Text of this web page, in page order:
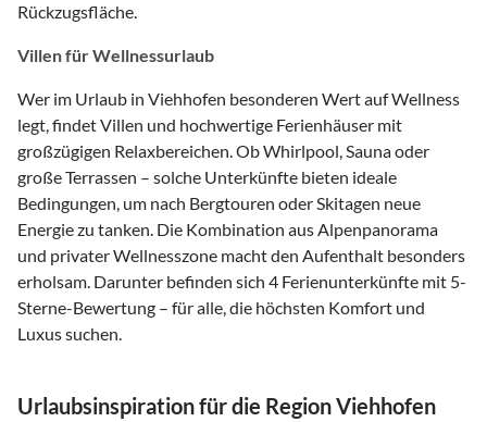
Rückzugsfläche.
Villen für Wellnessurlaub
Wer im Urlaub in Viehhofen besonderen Wert auf Wellness
legt, findet Villen und hochwertige Ferienhäuser mit
großzügigen Relaxbereichen. Ob Whirlpool, Sauna oder
große Terrassen – solche Unterkünfte bieten ideale
Bedingungen, um nach Bergtouren oder Skitagen neue
Energie zu tanken. Die Kombination aus Alpenpanorama
und privater Wellnesszone macht den Aufenthalt besonders
erholsam. Darunter befinden sich 4 Ferienunterkünfte mit 5-
Sterne-Bewertung – für alle, die höchsten Komfort und
Luxus suchen.
Urlaubsinspiration für die Region Viehhofen